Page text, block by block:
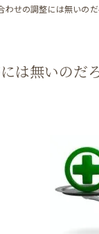
わせの調整には無いの
は無いのだ